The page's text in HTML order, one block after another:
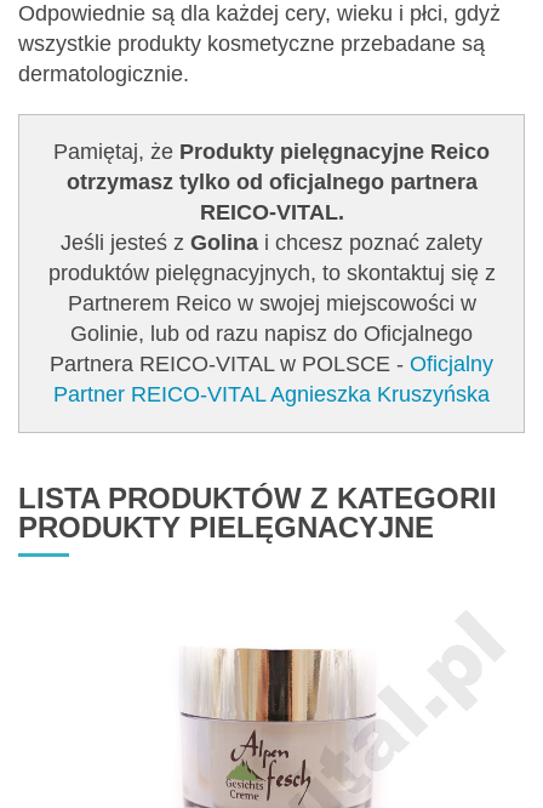
Odpowiednie są dla każdej cery, wieku i płci, gdyż
wszystkie produkty kosmetyczne przebadane są
dermatologicznie.
Pamiętaj, że Produkty pielęgnacyjne Reico
otrzymasz tylko od oficjalnego partnera
REICO-VITAL.
Jeśli jesteś z Golina i chcesz poznać zalety
produktów pielęgnacyjnych, to skontaktuj się z
Partnerem Reico w swojej miejscowości w
Golinie, lub od razu napisz do Oficjalnego
Partnera REICO-VITAL w POLSCE - Oficjalny
Partner REICO-VITAL Agnieszka Kruszyńska
LISTA PRODUKTÓW Z KATEGORII
PRODUKTY PIELĘGNACYJNE